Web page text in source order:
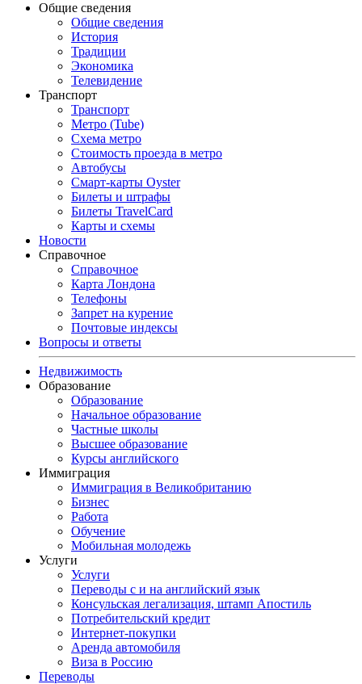
Общие сведения
Общие сведения
История
Традиции
Экономика
Телевидение
Транспорт
Транспорт
Метро (Tube)
Схема метро
Стоимость проезда в метро
Автобусы
Смарт-карты Oyster
Билеты и штрафы
Билеты TravelCard
Карты и схемы
Новости
Справочное
Справочное
Карта Лондона
Телефоны
Запрет на курение
Почтовые индексы
Вопросы и ответы
Недвижимость
Образование
Образование
Начальное образование
Частные школы
Высшее образование
Курсы английского
Иммиграция
Иммиграция в Великобританию
Бизнес
Работа
Обучение
Мобильная молодежь
Услуги
Услуги
Переводы с и на английский язык
Консульская легализация, штамп Апостиль
Потребительский кредит
Интернет-покупки
Аренда автомобиля
Виза в Россию
Переводы